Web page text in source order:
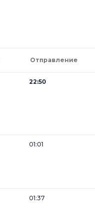
Отправление
22:50
01:01
01:37